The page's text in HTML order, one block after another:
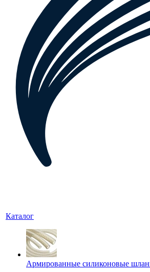
Каталог
Армированные силиконовые